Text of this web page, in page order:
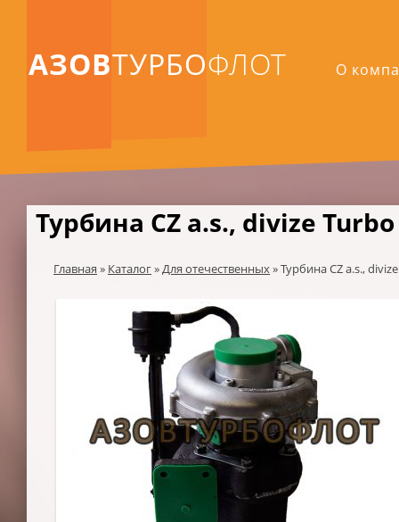
АЗОВТУРБОФЛОТ О
Турбина CZ a.s., divize
Главная » Каталог»Для отечественных»Турбина CZ a.s.,